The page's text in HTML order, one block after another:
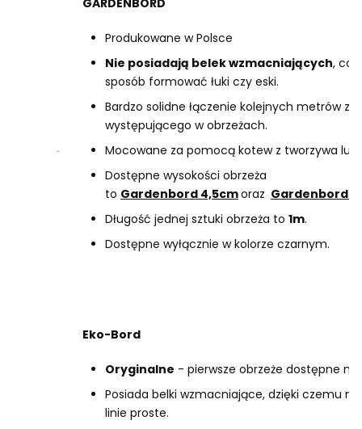
GARDENBORD
Produkowane w Polsce
Nie posiadają belek wzmacniających, co
sposób formować łuki czy eski.
Bardzo solidne łączenie kolejnych metrów
występującego w obrzeżach.
Mocowane za pomocą kotew z tworzywa lub
Dostępne wysokości obrzeża
to Gardenbord 4,5cmoraz Gardenbord
Długość jednej sztuki obrzeża to 1m.
Dostępne wyłącznie w kolorze czarnym.
Eko-Bord
Oryginalne - pierwsze obrzeże dostępne na
Posiada belki wzmacniające, dzięki czemu
linie proste.